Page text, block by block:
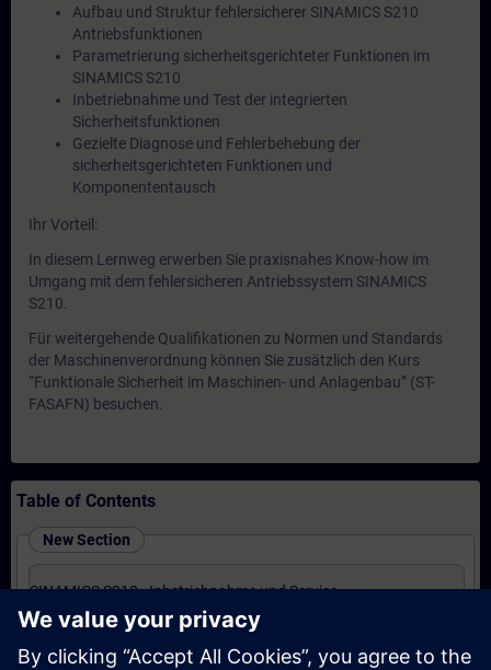
Aufbau und Struktur fehlersicherer SINAMICS S210
Antriebsfunktionen
Parametrierung sicherheitsgerichteter Funktionen im
SINAMICS S210
Inbetriebnahme und Test der integrierten
Sicherheitsfunktionen
Gezielte Diagnose und Fehlerbehebung der
sicherheitsgerichteten Funktionen und
Komponententausch
Ihr Vorteil:
In diesem Lernweg erwerben Sie praxisnahes Know-how im
Umgang mit dem fehlersicheren Antriebssystem SINAMICS
S210.
Für weitergehende Qualifikationen zu Normen und Standards
der Maschinenverordnung können Sie zusätzlich den Kurs
“Funktionale Sicherheit im Maschinen- und Anlagenbau” (ST-
FASAFN) besuchen.
Table of Contents
New Section
SINAMICS S210 - Inbetriebnahme und Service
(Präsenz-Training)